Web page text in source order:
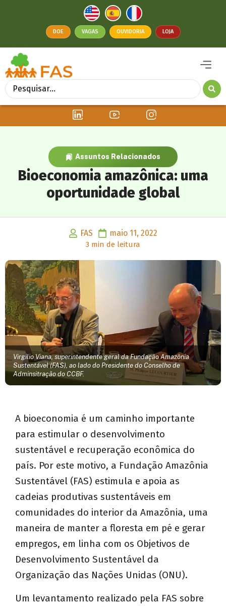
DOE VAGAS OUVIDORIA LOJA
Assuntos Relacionados
Bioeconomia amazônica: uma
oportunidade global
FAS maio 11, 2022
3 min de leitura
Virgilio Viana, superintendente geral da Fundação Amazônia
Sustentável (FAS), ao lado do Presidente do Conselho de
Adminsitração do CCBF.
A bioeconomia é um caminho importante
para estimular o desenvolvimento
sustentável e recuperação econômica do
país. Por este motivo, a Fundação Amazônia
Sustentável (FAS) estimula e apoia as
cadeias produtivas sustentáveis em
comunidades do interior da Amazônia, uma
maneira de manter a floresta em pé e gerar
empregos, em linha com os Objetivos de
Desenvolvimento Sustentável da
Organização das Nações Unidas (ONU).
Um levantamento realizado pela FAS sobre